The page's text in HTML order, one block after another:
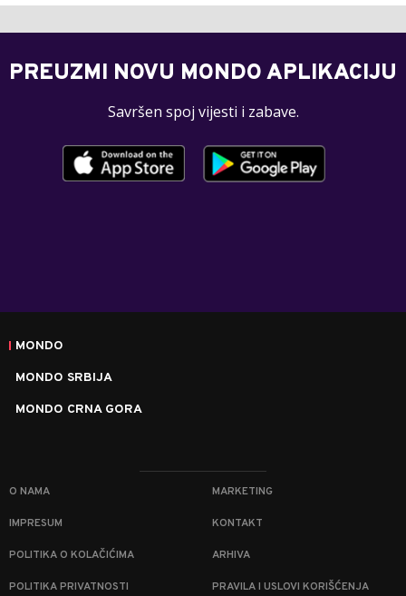
PREUZMI NOVU MONDO APLIKACIJU
Savršen spoj vijesti i zabave.
MONDO
MONDO SRBIJA
MONDO CRNA GORA
O NAMA MARKETING
IMPRESUM KONTAKT
POLITIKA O KOLAČIĆIMA ARHIVA
POLITIKA PRIVATNOSTI PRAVILA I USLOVI KORIŠĆENJA